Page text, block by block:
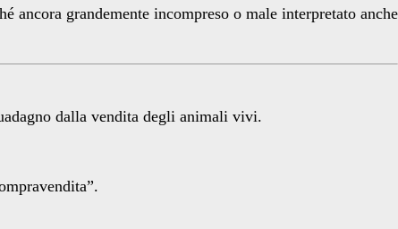
ancora grandemente incompreso o male interpretato anche
dalla vendita degli animali vivi.